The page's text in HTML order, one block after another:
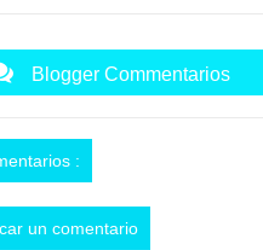
Blogger Commentarios
:
un comentario